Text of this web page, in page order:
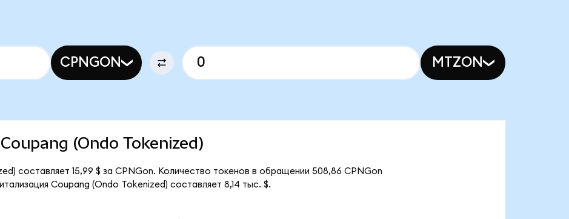
CPNGON MTZON
Coupang (Ondo Tokenized)
составляет 15,99 $ за CPNGon. Количество токенов в обращении 508,86 CPNGon
Coupang (Ondo Tokenized) составляет 8,14 тыс. $.